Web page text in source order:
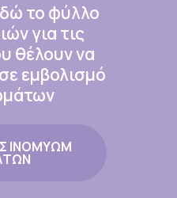
το φύλλο
για τις
θέλουννα
σεεμβολισμό
Σ ΙΝΟΜΥΩΜ
ΤΩΝ